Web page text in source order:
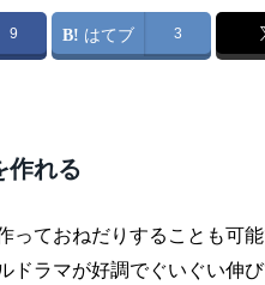
9 はてブ 3
作れる
っておねだりすることも可
ドラマが好調でぐいぐい伸